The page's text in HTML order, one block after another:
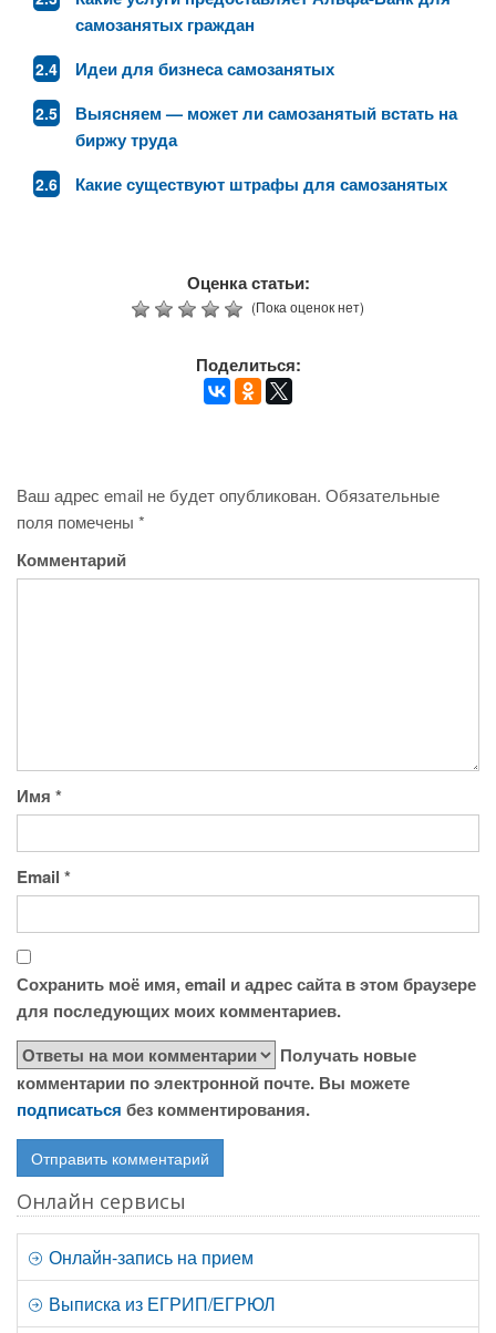
самозанятых граждан
Идеи для бизнеса самозанятых
Выясняем — может ли самозанятый встать на
биржу труда
Какие существуют штрафы для самозанятых
Оценка статьи:
(Пока оценок нет)
Поделиться:
Ваш адрес email не будет опубликован. Обязательные
поля помечены *
Комментарий
Имя *
Email *
Сохранить моё имя, email и адрес сайта в этом браузере
для последующих моих комментариев.
Получать новые
комментарии по электронной почте. Вы можете
подписаться без комментирования.
Онлайн сервисы
Онлайн-запись на прием
Выписка из ЕГРИП/ЕГРЮЛ